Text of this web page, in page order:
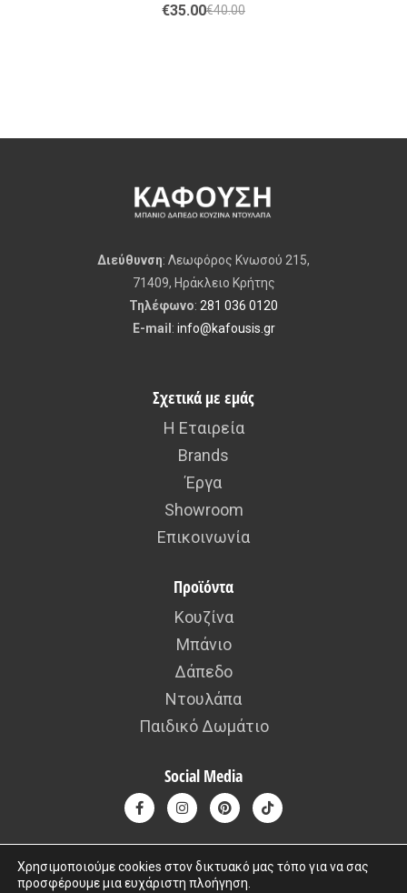
€40.00
€35.00
Διεύθυνση: Λεωφόρος Κνωσού 215,
71409, Ηράκλειο Κρήτης
Τηλέφωνο: 281 036 0120
E-mail : info@kafousis.gr
Σχετικά με εμάς
Η Εταιρεία
Brands
Έργα
Showroom
Επικοινωνία
Προϊόντα
Κουζίνα
Μπάνιο
Δάπεδο
Ντουλάπα
Παιδικό Δωμάτιο
Social Media
Χρησιμοποιούμε cookies στον δικτυακό μας τόπο για να σας
προσφέρουμε μια ευχάριστη πλοήγηση.